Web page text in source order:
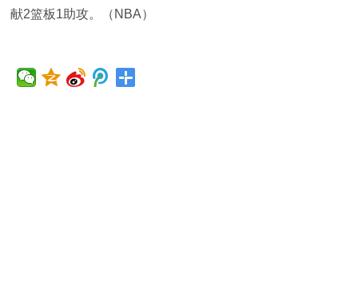
献2篮板1助攻。（NBA）